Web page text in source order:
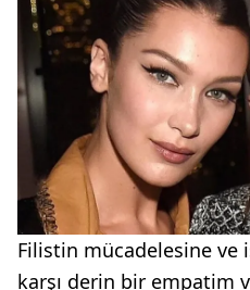
Filistin mücadelesine ve
karşı derin bir empatim